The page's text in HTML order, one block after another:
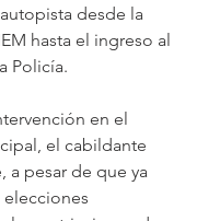
desde la
hasta el ingreso al
Policía.
en el
el cabildante
a pesar de que ya